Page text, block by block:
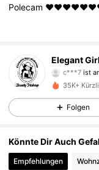
Polecam
Elegant
c***7ist
4,79 135
4,79 135
35K+
Folgen
Könnte Dir Auch
Empfehlungen